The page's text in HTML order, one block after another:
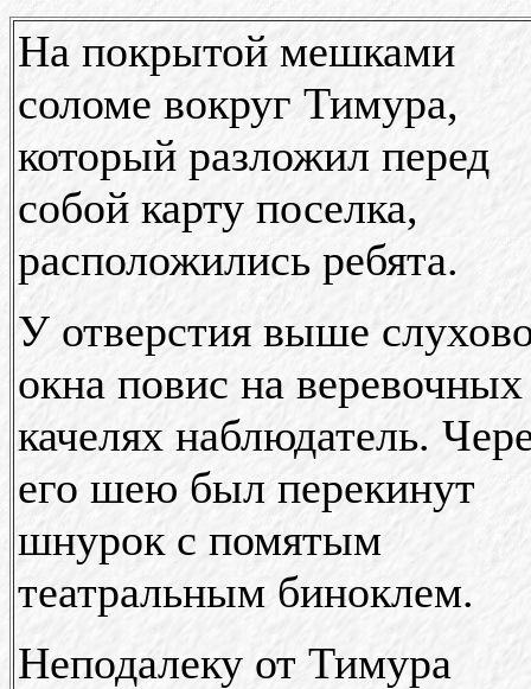
На покрытой мешками
соломе вокруг Тимура,
который разложил перед
собой карту поселка,
расположились ребята.
У отверстия выше
окна повис на веревочных
качелях наблюдатель.
его шею был перекинут
шнурок с помятым
театральным биноклем.
Неподалеку от Тимура